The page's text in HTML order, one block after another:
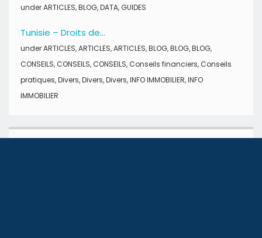
underARTICLES,BLOG,DATA,GUIDES
Tunisie – Droits de...
underARTICLES,ARTICLES,ARTICLES,BLOG,BLOG,BLOG,
CONSEILS,CONSEILS,CONSEILS,Conseils financiers,Conseils
pratiques,Divers,Divers,Divers,INFO IMMOBILIER,INFO
IMMOBILIER